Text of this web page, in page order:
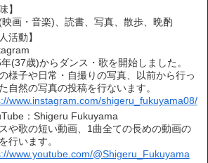
】
画・音楽)、読書、写真、散歩、晩酌
活動】
(37歳)からダンス・歌を開始しました。
様子や日常・自撮りの写真、以前から行っ
自然の写真の投稿を行ないます。
www.instagram.com/shigeru_fukuyama08/
：Shigeru Fukuyama
や歌の短い動画、1曲全ての長めの動画の
行います。
www.youtube.com/@Shigeru_Fukuyama